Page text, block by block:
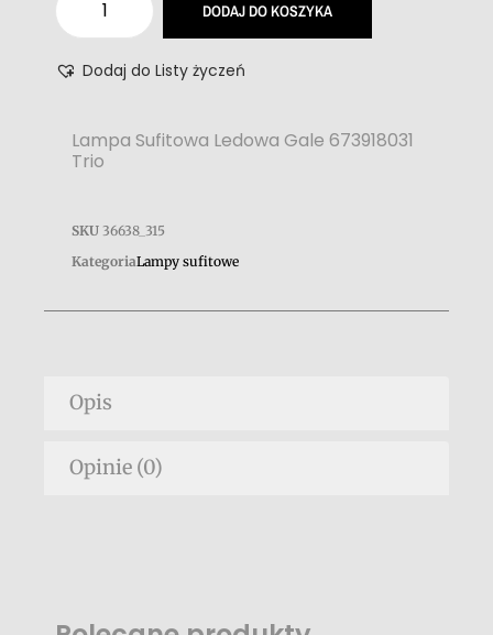
DODAJ DO KOSZYKA
Dodaj do Listy życzeń
Lampa Sufitowa Ledowa Gale 673918031
Trio
SKU 36638_315
KategoriaLampy sufitowe
Opis
Opinie (0)